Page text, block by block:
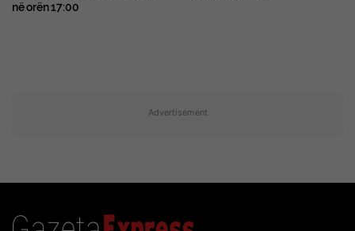
në orën 17:00
Advertisement